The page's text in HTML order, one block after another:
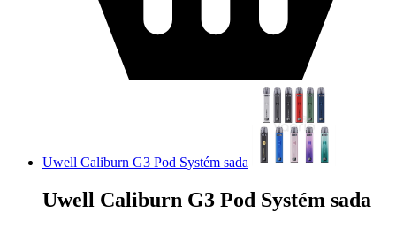
Uwell Caliburn G3 Pod Systém sada
Uwell Caliburn G3 Pod Systém sada